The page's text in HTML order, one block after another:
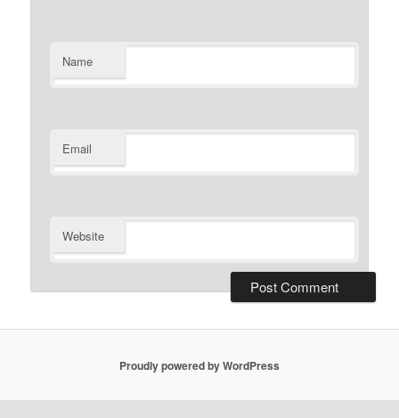
Name
Email
Website
Proudly powered by WordPress